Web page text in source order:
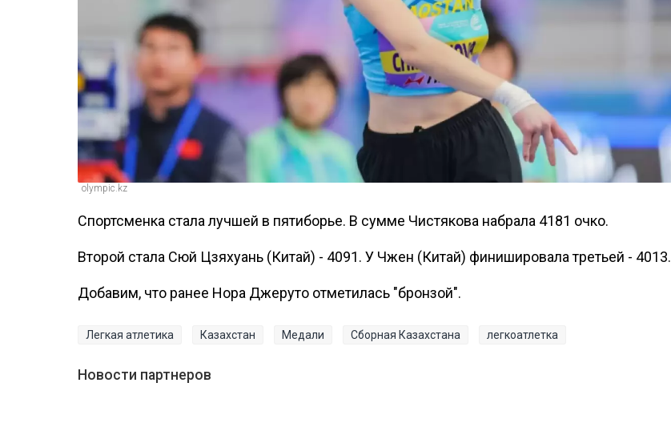
olympic.kz
Спортсменка стала лучшей в пятиборье. В сумме Чистякова набрала 4181 очко.
Второй стала Сюй Цзяхуань (Китай) - 4091. У Чжен (Китай) финишировала третьей - 4013.
Добавим, что ранее Нора Джеруто отметилась "бронзой".
Легкая атлетика Казахстан Медали Сборная Казахстана легкоатлетка
Новости партнеров